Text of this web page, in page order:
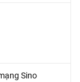
Sino